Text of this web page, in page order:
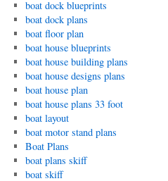
boat dock blueprints
boat dock plans
boat floor plan
boat house blueprints
boat house building plans
boat house designs plans
boat house plan
boat house plans 33 foot
boat layout
boat motor stand plans
Boat Plans
boat plans skiff
boat skiff